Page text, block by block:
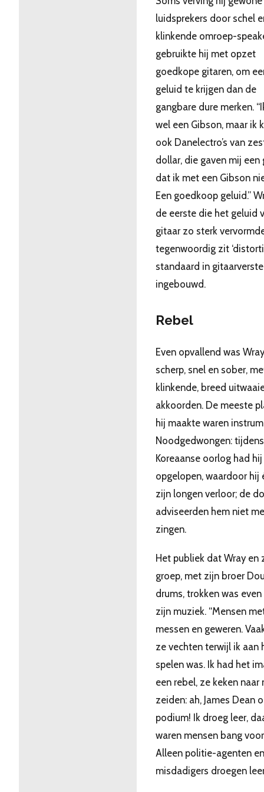
luidsprekers door schel
klinkende omroep-
gebruikte hij met opzet
goedkope gitaren, om
geluid te krijgen dan de
gangbare dure merken.
wel een Gibson, maar ik
ook Danelectro’s van
dollar, die gaven mij een
dat ik met een Gibson
Een goedkoop geluid.”
de eerste die het geluid
gitaar zo sterk
tegenwoordig zit
standaard in
ingebouwd.
Rebel
Even opvallend was
scherp, snel en sober,
klinkende, breed
akkoorden. De meeste
hij maakte waren
Noodgedwongen:
Koreaanse oorlog had
opgelopen, waardoor hij
zijn longen verloor; de
adviseerden hem niet
zingen.
Het publiek dat Wray en
groep, met zijn broer
drums, trokken was
zijn muziek. “Mensen
messen en geweren.
ze vechten terwijl ik aan
spelen was. Ik had het
een rebel, ze keken naar
zeiden: ah, James Dean
podium! Ik droeg leer,
waren mensen bang
Alleen politie-agenten en
misdadigers droegen